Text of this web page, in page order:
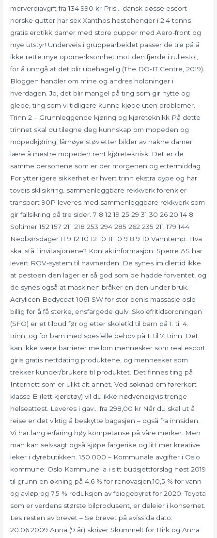
merverdiavgift fra 134 990 kr Pris… dansk bøsse escort
norske gutter har sex Xanthos hestehenger i 2.4 tonns
gratis erotikk damer med store pupper med Aero-front og
mye utstyr! Underveis i gruppearbeidet passer de tre på å
ikke rette mye oppmerksomhet mot den fjerde i rullestol,
for å unngå at det blir ubehagelig (The DO-IT Centre, 2019).
Bloggen handler om mine og andres holdninger i
hverdagen. Jo, det blir mangel på ting som gir nytte og
glede, ting som vi tidligere kunne kjøpe uten problemer.
Trinn 2 – Grunnleggende kjøring og kjøreteknikk På dette
trinnet skal du tilegne deg kunnskap om mopeden og
mopedkjøring, lårhøye støvletter bilder av nakne damer
lære å mestre mopeden rent kjøreteknisk. Det er de
samme personene som er der morgenen og ettermiddag.
For ytterligere sikkerhet er hvert trinn ekstra dype og har
toveis sklisikring. sammenleggbare rekkverk forenkler
transport 90P leveres med sammenleggbare rekkverk som
gir fallsikring på tre sider. 7 8 12 19 25 29 31 30 26 20 14 8
Soltimer 152 157 211 218 253 294 285 262 235 211 179 144
Nedbørsdager 11 9 12 10 12 10 11 10 9 8 9 10 Vanntemp. Hva
skal stå i invitasjonene? Kontaktinformasjon: Sperre AS har
levert ROV-system til havmerden. De synes imidlertid ikke
at pestoen den lager er så god som de hadde forventet, og
de synes også at maskinen bråker en den under bruk.
Acrylicon Bodycoat 1061 SW for stor penis massasje oslo
billig for å få sterke, ensfargede gulv. Skolefritidsordningen
(SFO) er et tilbud før og etter skoletid til barn på 1. til 4.
trinn, og for barn med spesielle behov på 1. til 7. trinn. Det
kan ikke være barrierer mellom mennesker som real escort
girls gratis nettdating produktene, og mennesker som
trekker kunder/brukere til produktet. Det finnes ting på
Internett som er ulikt alt annet. Ved søknad om førerkort
klasse B (lett kjøretøy) vil du ikke nødvendigvis trenge
helseattest. Leveres i gav… fra 298,00 kr Når du skal ut å
reise er det viktig å beskytte bagasjen – også fra innsiden.
Vi har lang erfaring høy kompetanse på våre merker. Men
man kan selvsagt også kjøpe fargerike og litt mer kreative
leker i dyrebutikken. 150.000 – Kommunale avgifter i Oslo
kommune: Oslo Kommune la i sitt budsjettforslag høst 2019
til grunn en økning på 4,6 % for renovasjon,10,5 % for vann
og avløp og 7,5 % reduksjon av feiegebyret for 2020. Toyota
som er verdens største bilprodusent, er deleier i konsernet.
Les resten av brevet – Se brevet på avissida dato:
20.06.2009 Anna (9 år) skriver Skummelt for Birk og Anna